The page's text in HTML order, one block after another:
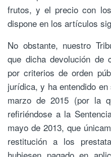
frutos, y el precio con
dispone en los artículos
No obstante, nuestro
que dicha devolución de
por criterios de orden
jurídica, y ha entendido
marzo de 2015 (por la
refiriéndose a la
mayo de 2013, que
restitución a los